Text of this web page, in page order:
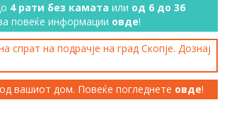
4 рати без камата или од 6 до 36
повеќе информации овде!
спрат на подрачје на град Скопје. Дознај
вашиот дом. Повеќе погледнете овде!